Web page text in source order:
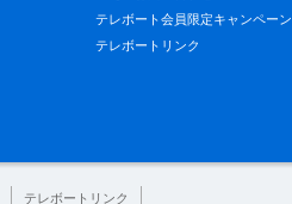
テレボート会員限定キャンペーン
テレボートリンク
テレボートリンク